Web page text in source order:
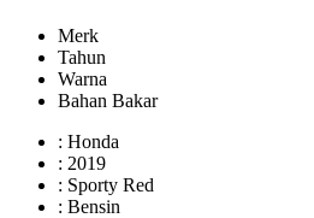
Merk
Tahun
Warna
Bahan Bakar
: Honda
: 2019
: Sporty Red
: Bensin